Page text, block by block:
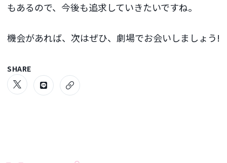
もあるので、今後も追求していきたいですね。
機会があれば、次はぜひ、劇場でお会いしましょう!
SHARE